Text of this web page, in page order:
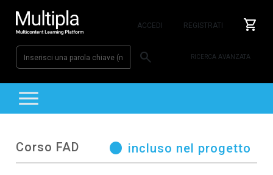
search RICERCA AVANZATA
ACCEDI REGISTRATI shopping_cart
Corso FAD circle incluso nel progetto